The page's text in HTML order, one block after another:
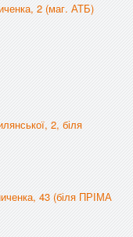
2 (маг. АТБ)
2, біля
43 (біля ПРІМА